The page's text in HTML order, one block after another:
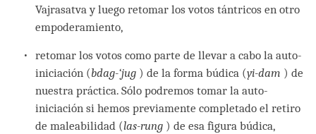
Vajrasatva y luego retomar los votos tántricos en otro
empoderamiento,
retomar los votos como parte de llevar a cabo la auto-
iniciación (bdag-‘jug ) de la forma búdica (yi-dam ) de
nuestra práctica. Sólo podremos tomar la auto-
iniciación si hemos previamente completado el retiro
de maleabilidad (las-rung ) de esa figura búdica,